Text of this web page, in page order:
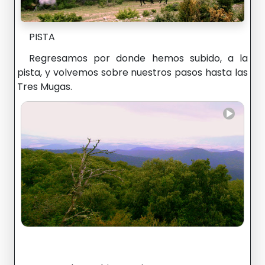
PISTA
Regresamos por donde hemos subido, a la
pista, y volvemos sobre nuestros pasos hasta las
Tres Mugas.